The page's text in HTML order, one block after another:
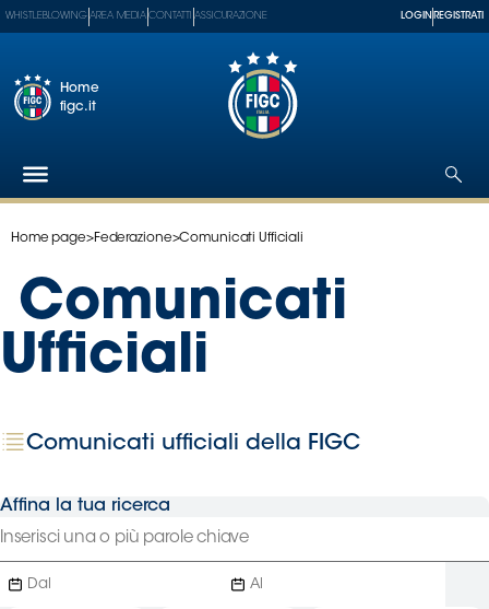
Federazione
Partner
Tecnici
SGS
A
Serie
B
Museo
WHISTLEBLOWING AREA MEDIA CONTATTI ASSICURAZIONE LOGIN REGISTRATI
Home
figc.it
Home page>Federazione>Comunicati Ufficiali
Comunicati
Ufficiali
Comunicati ufficiali della FIGC
Affina la tua ricerca